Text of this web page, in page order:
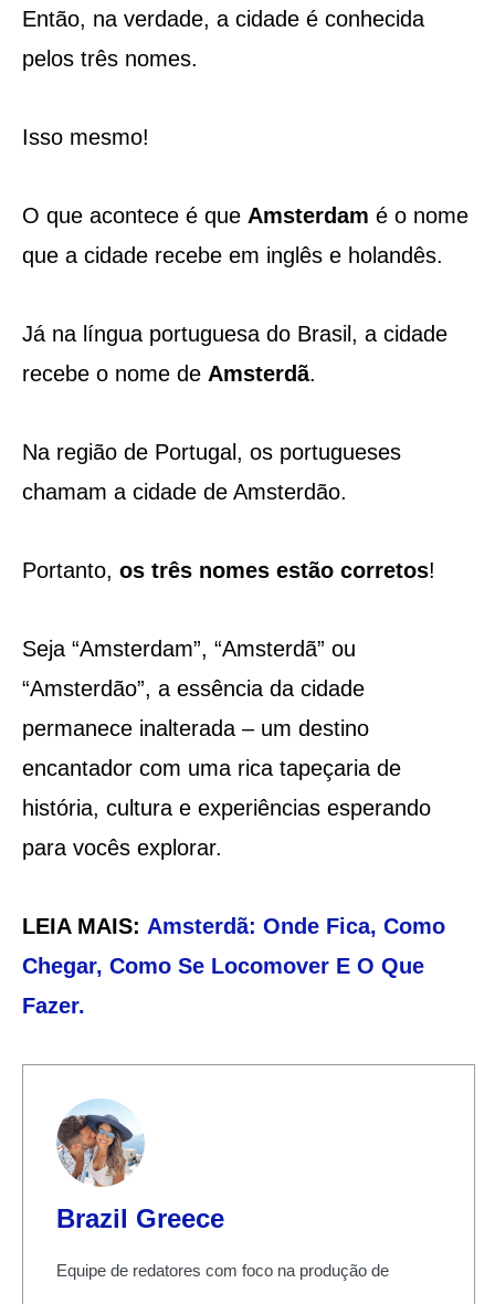
Então, na verdade, a cidade é conhecida
pelos três nomes.
Isso mesmo!
O que acontece é que Amsterdam é o nome
que a cidade recebe em inglês e holandês.
Já na língua portuguesa do Brasil, a cidade
recebe o nome de Amsterdã.
Na região de Portugal, os portugueses
chamam a cidade de Amsterdão.
Portanto, os três nomes estão corretos!
Seja “Amsterdam”, “Amsterdã” ou
“Amsterdão”, a essência da cidade
permanece inalterada – um destino
encantador com uma rica tapeçaria de
história, cultura e experiências esperando
para vocês explorar.
LEIA MAIS: Amsterdã: Onde Fica, Como
Chegar, Como Se Locomover E O Que
Fazer.
Brazil Greece
Equipe de redatores com foco na produção de